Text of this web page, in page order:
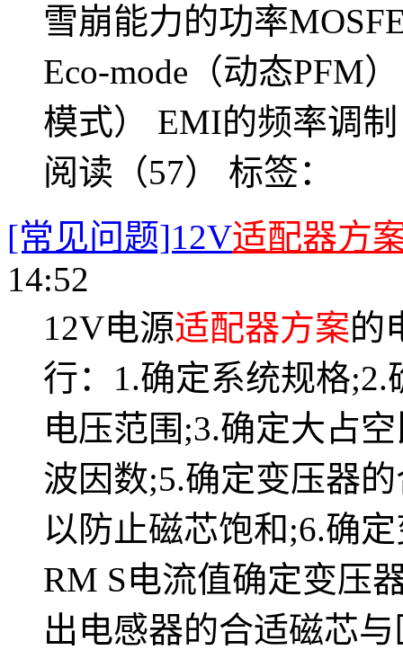
雪崩能力的功率
Eco-mode（动态PFM
模式） EMI的频率调制
阅读（57） 标签：
[常见问题]12V适配器方
14:52
12V电源适配器方案的
行：1.确定系统规格
电压范围;3.确定大占
波因数;5.确定变压器
以防止磁芯饱和;6.确
RM S电流值确定变压
出电感器的合适磁芯